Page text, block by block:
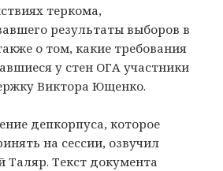
теркома,
результаты выборов в
о том, какие требования
у стен ОГА участники
Виктора Ющенко.
депкорпуса, которое
на сессии, озвучил
Таляр. Текст документа